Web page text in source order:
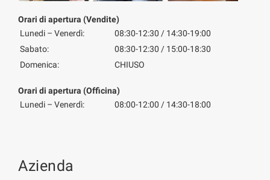
Orari di apertura (Vendite)
Lunedi – Venerdì:
08:30-12:30 / 14:30-19:00
Sabato:
08:30-12:30 / 15:00-18:30
Domenica:
CHIUSO
Orari di apertura (Officina)
Lunedi – Venerdì:
08:00-12:00 / 14:30-18:00
Azienda